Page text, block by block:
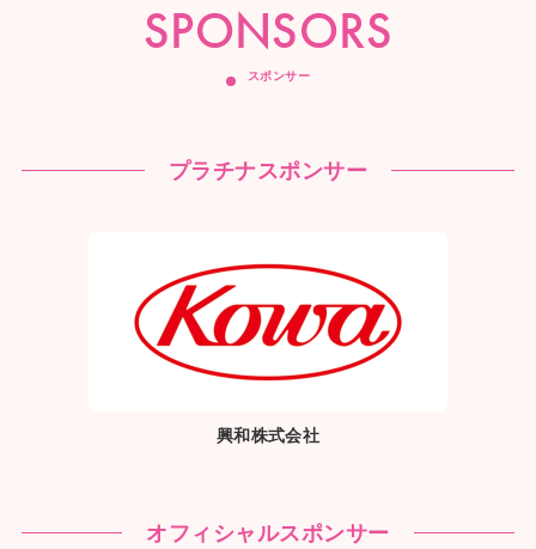
SPONSORS
スポンサー
プラチナスポンサー
興和株式会社
オフィシャルスポンサー